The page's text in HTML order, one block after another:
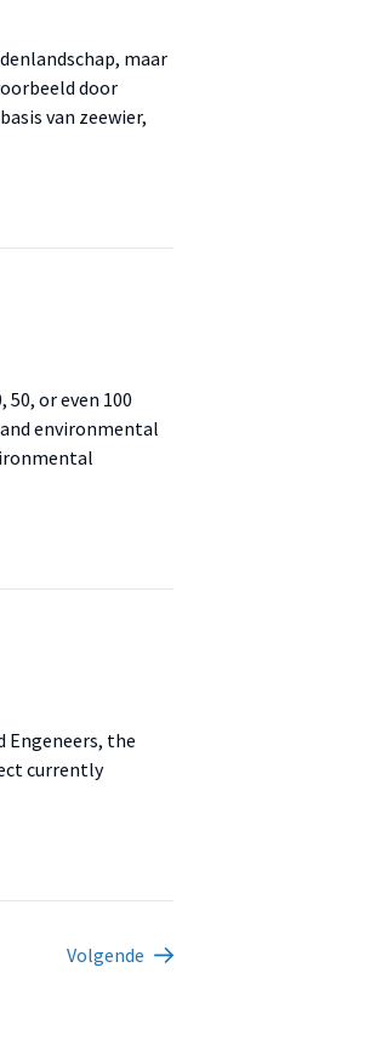
maar
door
van zeewier,
or even 100
environmental
Engeneers, the
currently
Volgende